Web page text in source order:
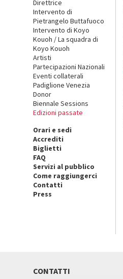
Direttrice
Intervento di
Pietrangelo Buttafuoco
Intervento di Koyo
Kouoh / La squadra di
Koyo Kouoh
Artisti
Partecipazioni Nazionali
Eventi collaterali
Padiglione Venezia
Donor
Biennale Sessions
Edizioni passate
Orari e sedi
Accrediti
Biglietti
FAQ
Servizi al pubblico
Come raggiungerci
Contatti
Press
CONTATTI